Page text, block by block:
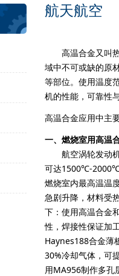
航天航空
高温合金又叫热
域中不可或缺的原
等部位。使用温度
机的性能，可靠性
高温合金应用中主
一、燃烧室用高温
航空涡轮发动机
可达1500℃-2000℃
燃烧室内最高温温
急剧升降，材料受
下：使用高温合金
性，焊接性保证加
Haynes188合金薄
30%冷却气体，可
用MA956制作多孔